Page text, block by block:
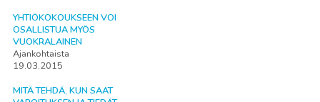
YHTIÖKOKOUKSEEN VOI
OSALLISTUA MYÖS
VUOKRALAINEN
Ajankohtaista
19.03.2015
MITÄ TEHDÄ, KUN SAAT